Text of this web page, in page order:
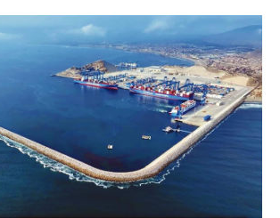
PagePagePage PagePagePage Page